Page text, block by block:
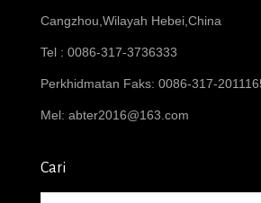
Cangzhou,Wilayah Hebei,China
Tel : 0086-317-3736333
Perkhidmatan Faks: 0086-317-
Mel: abter2016@163.com
Cari